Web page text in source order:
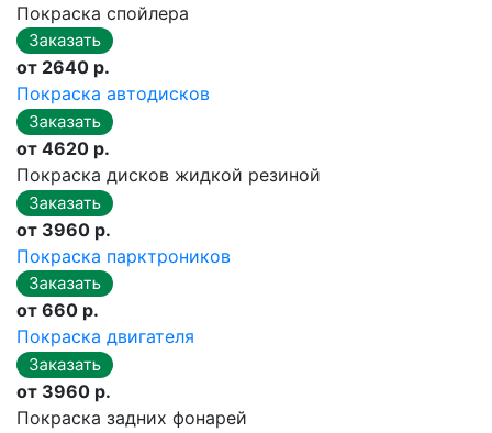
Покраска спойлера
от 2640 р.
Покраска автодисков
от 4620 р.
Покраска дисков жидкой резиной
от 3960 р.
Покраска парктроников
от 660 р.
Покраска двигателя
от 3960 р.
Покраска задних фонарей